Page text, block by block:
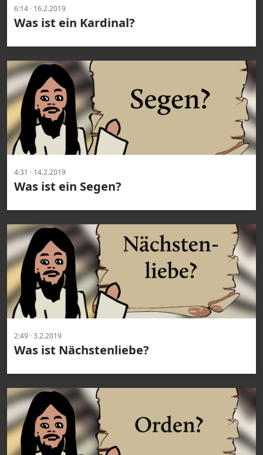
6:14 · 16.2.2019
Was ist ein Kardinal?
4:31 · 14.2.2019
Was ist ein Segen?
2:49 · 3.2.2019
Was ist Nächstenliebe?